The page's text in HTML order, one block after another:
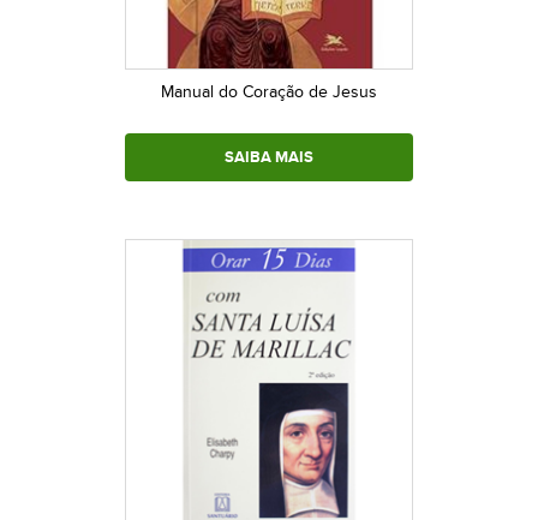
Manual do Coração de Jesus
SAIBA MAIS